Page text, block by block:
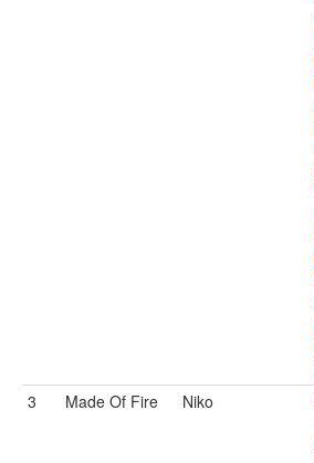
3
Made Of Fire Niko